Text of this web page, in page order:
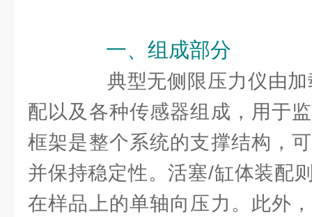
一、组成部分
典型无侧限压力仪由加
配以及各种传感器组成，用于
框架是整个系统的支撑结构，
并保持稳定性。活塞/缸体装配
在样品上的单轴向压力。此外